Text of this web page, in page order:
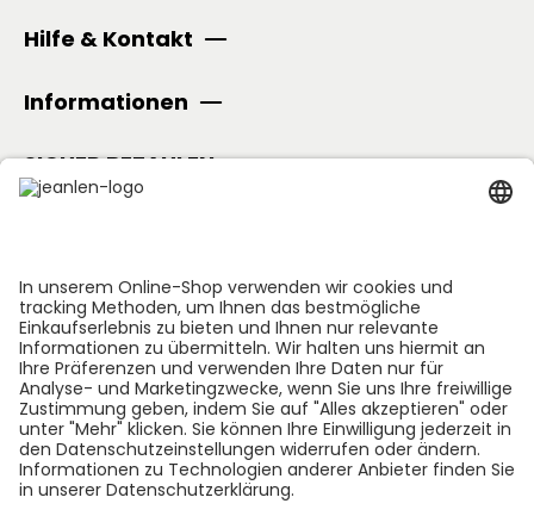
Hilfe & Kontakt
Informationen
SICHER BEZAHLEN
Folge uns:
*GEDØNS = Inhaltsstoffe, auf die Len persönlich gerne